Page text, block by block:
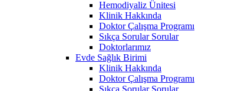
Hemodiyaliz Ünitesi
Klinik Hakkında
Doktor Çalışma Programı
Sıkça Sorular Sorular
Doktorlarımız
Evde Sağlık Birimi
Klinik Hakkında
Doktor Çalışma Programı
Sıkça Sorular Sorular